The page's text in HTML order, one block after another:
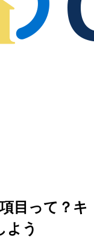
目って？キ
よう